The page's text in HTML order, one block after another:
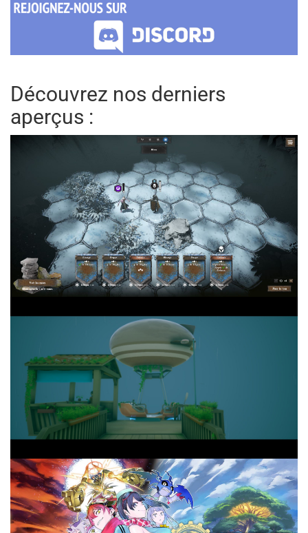
Découvrez nos derniers
aperçus :